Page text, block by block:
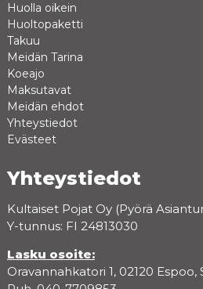
Huolla oikein
Huoltopaketti
Takuu
Meidän Tarina
Koeajo
Maksutavat
Meidän ehdot
Yhteystiedot
Evästeet
Yhteystiedot
Kultaiset Pojat Oy (Pyörä
Y-tunnus: FI 24813030
Lasku osoite:
Oravannahkatori 1, 02120 Espoo,